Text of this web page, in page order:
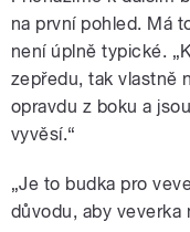
na první pohled. Má
není úplně typické.
zepředu, tak vlastně
opravdu z boku a
vyvěsí.“
„Je to budka pro
důvodu, aby